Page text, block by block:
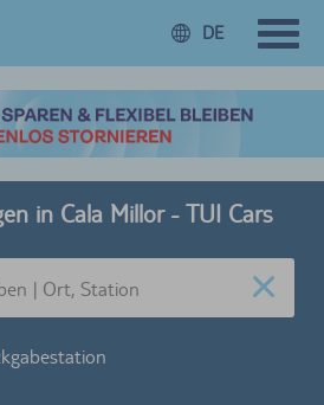
DE
in Cala Millor - TUI Cars